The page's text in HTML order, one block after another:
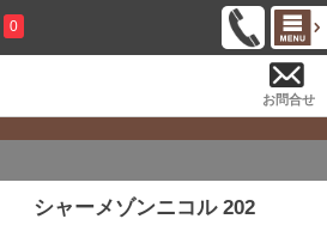
0
お問合せ
シャーメゾンニコル 202